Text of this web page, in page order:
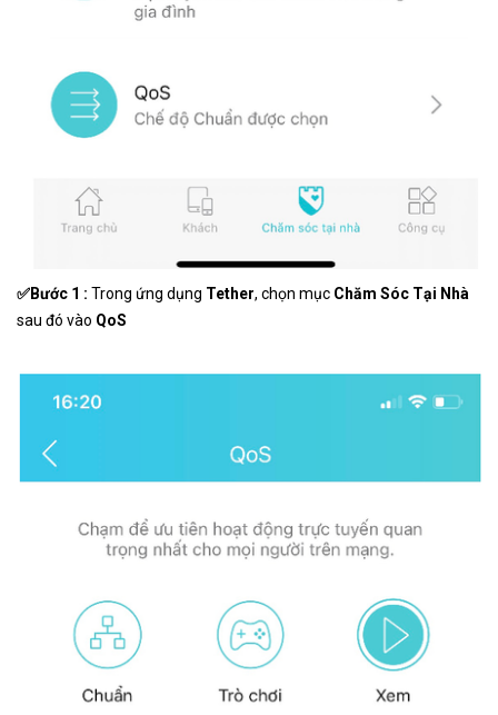
✅Bước 1 : Trong ứng dụng Tether, chọn mục Chăm Sóc Tại Nhà
sau đó vào QoS